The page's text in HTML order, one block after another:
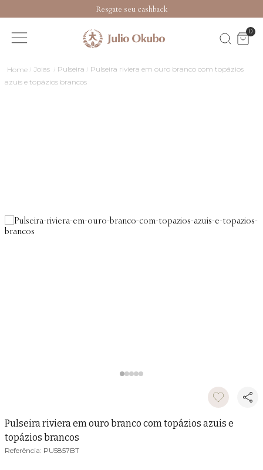
Resgate seu cashback
0
Joias Pulseira
Pulseira riviera em ouro branco com topázios
azuis e topázios brancos
Pulseira riviera em ouro branco com topázios azuis e
topázios brancos
PU5857BT